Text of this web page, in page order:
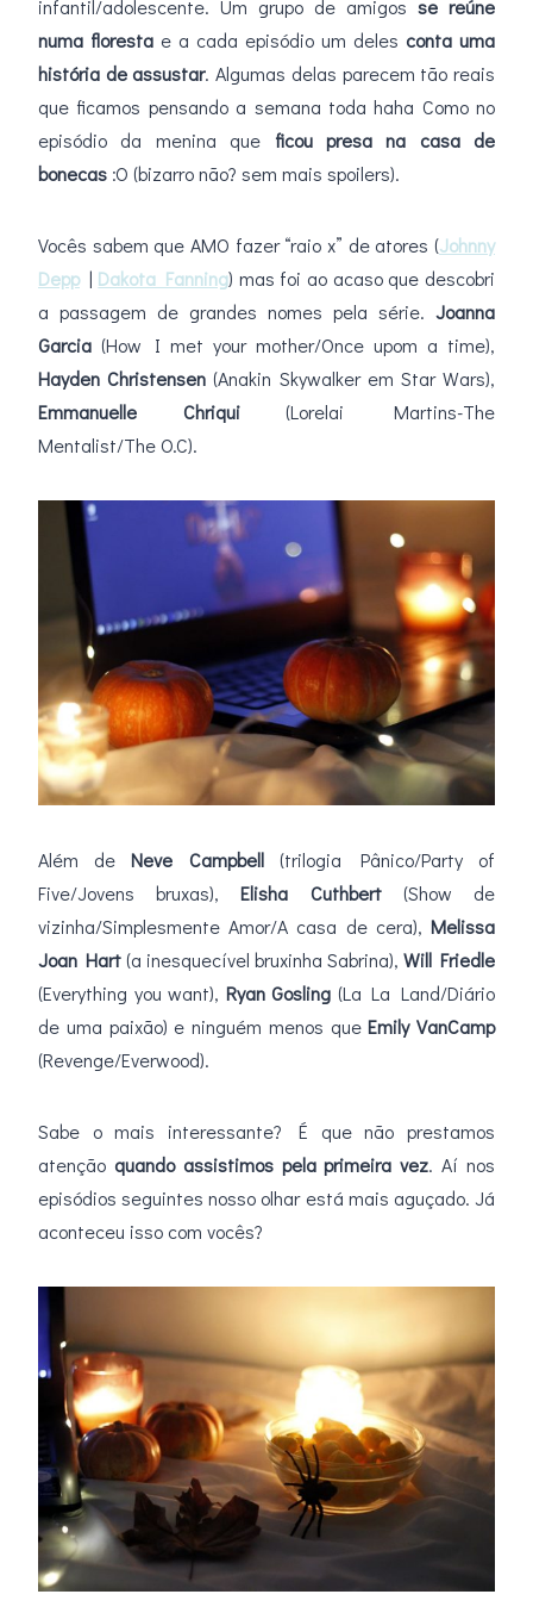
infantil/adolescente. Um grupo de amigos se reúne
numa floresta e a cada episódio um deles conta uma
história de assustar. Algumas delas parecem tão reais
que ficamos pensando a semana toda haha Como no
episódio da menina que ficou presa na casa de
bonecas :O (bizarro não? sem mais spoilers).
Vocês sabem que AMO fazer “raio x” de atores (Johnny
Depp| Dakota Fanning) mas foi ao acaso que descobri
a passagem de grandes nomes pela série. Joanna
Garcia (How I met your mother/Once upom a time),
Hayden Christensen (Anakin Skywalker em Star Wars),
Emmanuelle Chriqui(Lorelai Martins-The
Mentalist/The O.C).
Além deNeve Campbell(trilogia Pânico/Party of
Five/Jovens bruxas),Elisha Cuthbert(Show de
vizinha/Simplesmente Amor/A casa de cera), Melissa
Joan Hart(a inesquecível bruxinha Sabrina), Will Friedle
(Everything you want), Ryan Gosling (La La Land/Diário
de uma paixão) e ninguém menos queEmily VanCamp
(Revenge/Everwood).
Sabe o mais interessante? É que não prestamos
atenção quando assistimos pela primeira vez. Aí nos
episódios seguintes nosso olhar está mais aguçado. Já
aconteceu isso com vocês?